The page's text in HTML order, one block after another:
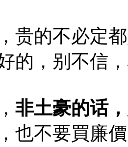
贵的不必定
的，别不信
非土豪的话
也不要買廉